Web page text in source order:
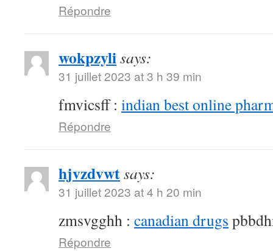
Répondre
wokpzylisays:
31 juillet 2023 at 3 h 39 min
fmvicsff : indian best online
Répondre
hjvzdvwtsays:
31 juillet 2023 at 4 h 20 min
zmsvgghh : canadian drugs
Répondre